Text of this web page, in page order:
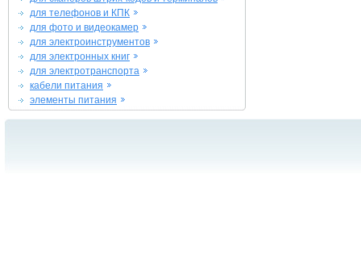
для телефонов и КПК
для фото и видеокамер
для электроинструментов
для электронных книг
для электротранспорта
кабели питания
элементы питания